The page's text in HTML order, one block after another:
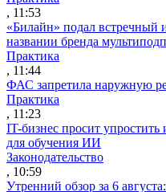
, 11:53
«Билайн» подал встречный
названии бренда
Практика
, 11:44
ФАС запретила наружную
Практика
, 11:23
IT-бизнес просит
для обучения ИИ
Законодательство
, 10:59
Утренний обзор за 6